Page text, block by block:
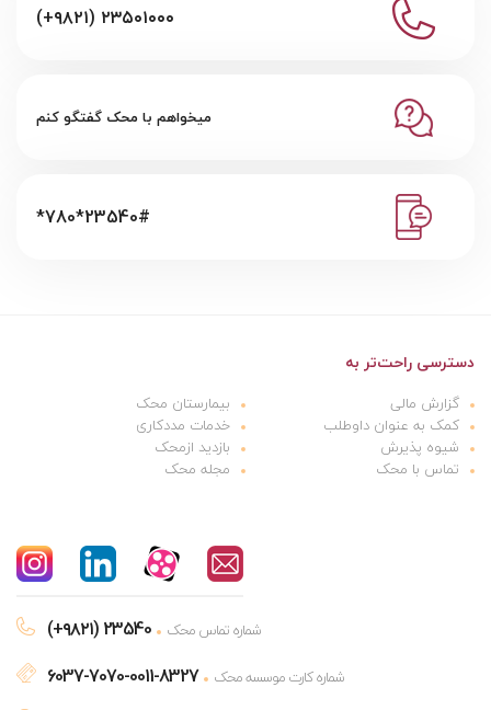
(+۹۸۲۱) ۲۳۵۰۱۰۰۰
میخواهم با محک گفتگو کنم
*780*23540#
دسترسی راحت‌تر به
گزارش مالی
بیمارستان محک
کمک به عنوان داوطلب
خدمات مددکاری
شیوه پذیرش
بازدید ازمحک
تماس با محک
مجله محک
(+۹۸۲۱) 23540 شماره تماس محک
6037-7070-0011-8327 شماره کارت موسسه محک